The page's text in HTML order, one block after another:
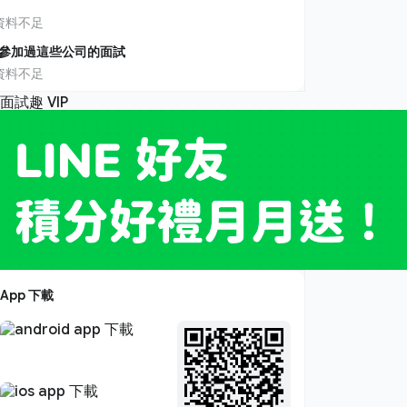
料不足
加過這些公司的面試
料不足
App 下載